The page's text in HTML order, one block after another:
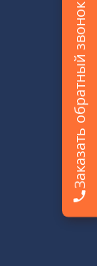
Заказать обратный звонок